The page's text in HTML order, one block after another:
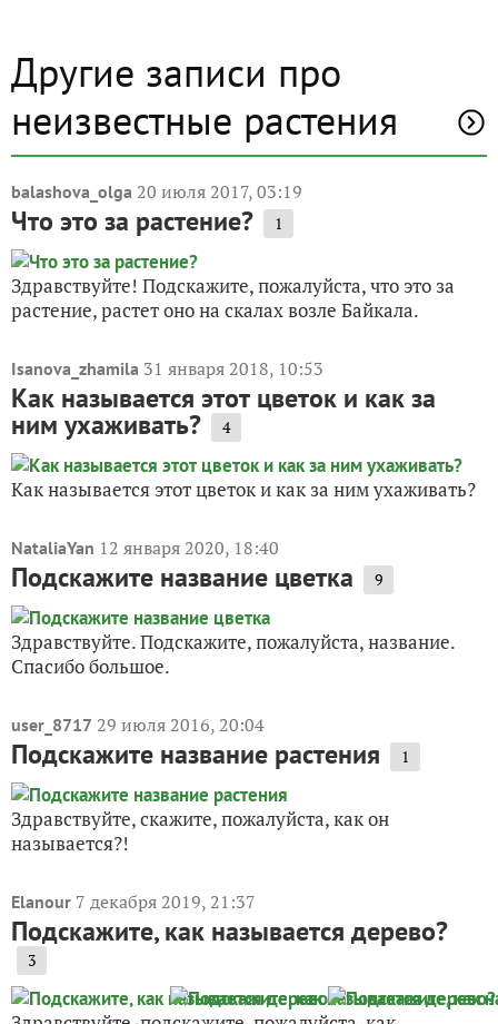
Другие записи про
неизвестные растения
balashova_olga 20 июля 2017, 03:19
Что это за растение? 1
Здравствуйте! Подскажите, пожалуйста, что это за
растение, растет оно на скалах возле Байкала.
Isanova_zhamila 31 января 2018, 10:53
Как называется этот цветок и как за
ним ухаживать? 4
Как называется этот цветок и как за ним ухаживать?
NataliaYan 12 января 2020, 18:40
Подскажите название цветка 9
Здравствуйте. Подскажите, пожалуйста, название.
Спасибо большое.
user_8717 29 июля 2016, 20:04
Подскажите название растения 1
Здравствуйте, скажите, пожалуйста, как он
называется?!
Elanour 7 декабря 2019, 21:37
Подскажите, как называется дерево?
3